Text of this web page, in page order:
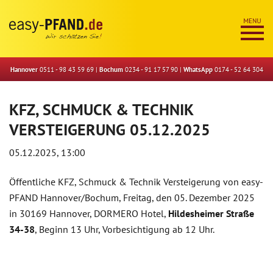
Hannover 0511 - 98 43 59 69| Bochum 0234 - 91 17 57 90| WhatsApp 0174 - 52 64 304
KFZ, SCHMUCK & TECHNIK
VERSTEIGERUNG 05.12.2025
05.12.2025, 13:00
Öffentliche KFZ, Schmuck & Technik Versteigerung von easy-
PFAND Hannover/Bochum, Freitag, den 05. Dezember 2025
in 30169 Hannover, DORMERO Hotel, Hildesheimer Straße
34-38, Beginn 13 Uhr, Vorbesichtigung ab 12 Uhr.